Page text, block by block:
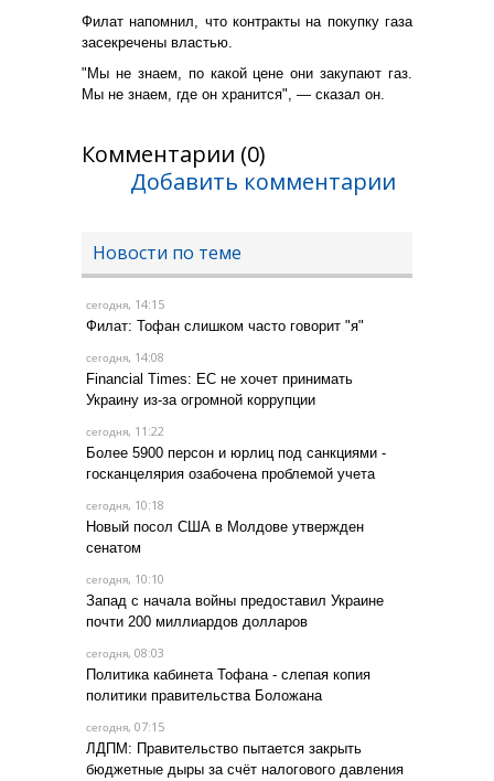
Филат напомнил, что контракты на покупку газа
засекречены властью.
"Мы не знаем, по какой цене они закупают газ.
Мы не знаем, где он хранится", — сказал он.
Комментарии (0)
Добавить комментарии
Новости по теме
сегодня, 14:15
Филат: Тофан слишком часто говорит "я"
сегодня, 14:08
Financial Times: ЕС не хочет принимать
Украину из-за огромной коррупции
сегодня, 11:22
Более 5900 персон и юрлиц под санкциями -
госканцелярия озабочена проблемой учета
сегодня, 10:18
Новый посол США в Молдове утвержден
сенатом
сегодня, 10:10
Запад с начала войны предоставил Украине
почти 200 миллиардов долларов
сегодня, 08:03
Политика кабинета Тофана - слепая копия
политики правительства Боложана
сегодня, 07:15
ЛДПМ: Правительство пытается закрыть
бюджетные дыры за счёт налогового давления